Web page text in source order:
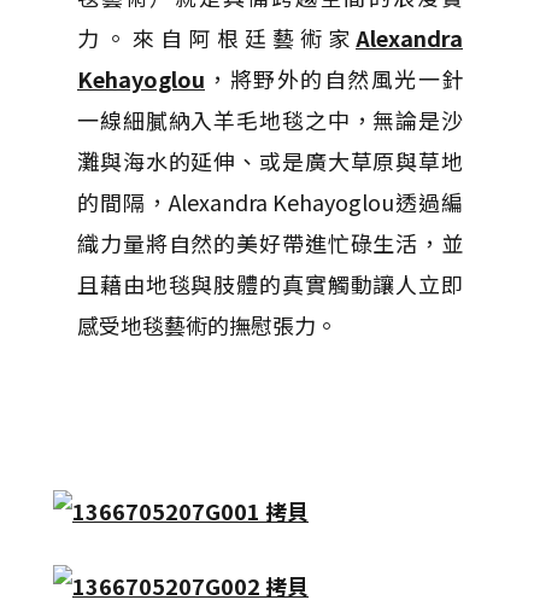
力。來自阿根廷藝術家 Alexandra
Kehayoglou ，將野外的自然風光一針
一線細膩納入羊毛地毯之中，無論是沙
灘與海水的延伸、或是廣大草原與草地
的間隔，Alexandra Kehayoglou透過編
織力量將自然的美好帶進忙碌生活，並
且藉由地毯與肢體的真實觸動讓人立即
感受地毯藝術的撫慰張力。